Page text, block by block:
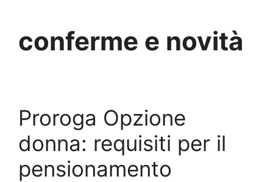
conferme e novità
Proroga Opzione
donna: requisiti per il
pensionamento